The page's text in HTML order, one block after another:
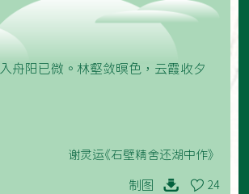
舟阳已微。林壑敛暝色，云霞收夕
谢灵运《石壁精舍还湖中作》
制图 24